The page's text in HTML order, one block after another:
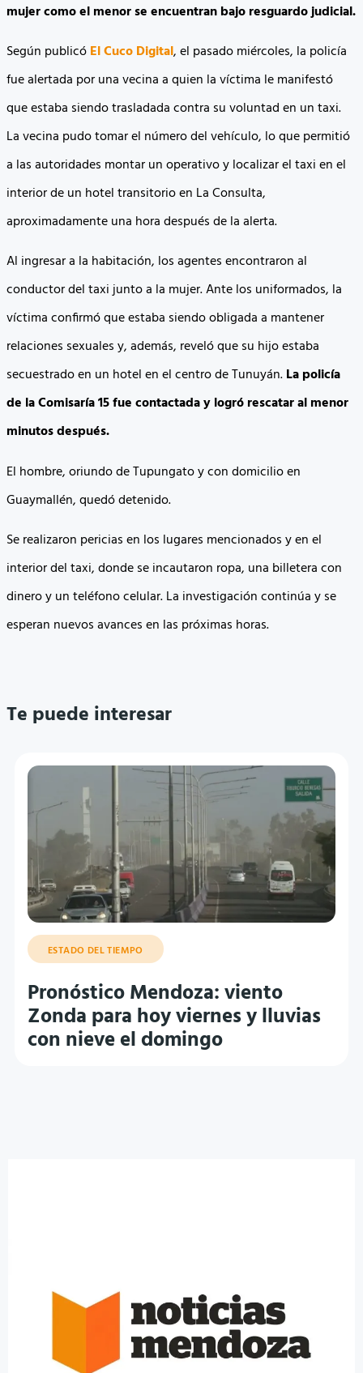
mujer como el menor se encuentran bajo resguardo judicial.
Según publicóEl Cuco Digital, el pasado miércoles, la policía
fue alertada por una vecina a quien la víctima le manifestó
que estaba siendo trasladada contra su voluntad en un taxi.
La vecina pudo tomar el número del vehículo, lo que permitió
a las autoridades montar un operativo y localizar el taxi en el
interior de un hotel transitorio en La Consulta,
aproximadamente una hora después de la alerta.
Al ingresar a la habitación, los agentes encontraron al
conductor del taxi junto a la mujer. Ante los uniformados, la
víctima confirmó que estaba siendo obligada a mantener
relaciones sexuales y, además, reveló que su hijo estaba
secuestrado en un hotel en el centro de Tunuyán.La policía
de la Comisaría 15 fue contactada y logró rescatar al menor
minutos después.
El hombre, oriundo de Tupungato y con domicilio en
Guaymallén, quedó detenido.
Se realizaron pericias en los lugares mencionados y en el
interior del taxi, donde se incautaron ropa, una billetera con
dinero y un teléfono celular. La investigación continúa y se
esperan nuevos avances en las próximas horas.
Te puede interesar
ESTADO DEL TIEMPO
Pronóstico Mendoza: viento
Zonda para hoy viernes y lluvias
con nieve el domingo